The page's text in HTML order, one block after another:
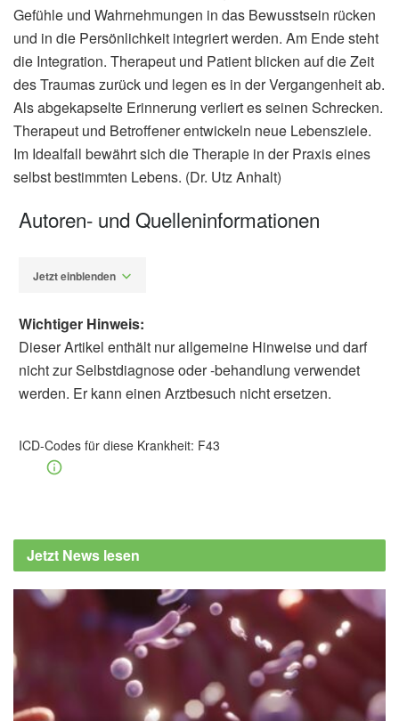
Gefühle und Wahrnehmungen in das Bewusstsein rücken
und in die Persönlichkeit integriert werden. Am Ende steht
die Integration. Therapeut und Patient blicken auf die Zeit
des Traumas zurück und legen es in der Vergangenheit ab.
Als abgekapselte Erinnerung verliert es seinen Schrecken.
Therapeut und Betroffener entwickeln neue Lebensziele.
Im Idealfall bewährt sich die Therapie in der Praxis eines
selbst bestimmten Lebens. (Dr. Utz Anhalt)
Autoren- und Quelleninformationen
Jetzt einblenden
Deutschland und der Schweiz: Was ist eine
Posttraumatische Belastungsstörung
(PTBS)? (Abruf: 27.08.2019),neurologen-
und-psychiater-im-netz.org
Institut für Qualität und Wirtschaftlichkeit im
Gesundheitswesen (IQWiG):
Posttraumatische Belastungsstörung (Abruf:
27.08.2019),gesundheitsinformation.de
Wichtiger Hinweis:
Dieser Artikel enthält nur allgemeine Hinweise und darf
nicht zur Selbstdiagnose oder -behandlung verwendet
werden. Er kann einen Arztbesuch nicht ersetzen.
ICD-Codes für diese Krankheit: F43
Jetzt News lesen